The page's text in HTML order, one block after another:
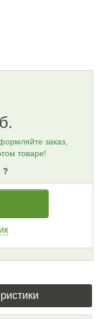
заказ,
товаре!
?